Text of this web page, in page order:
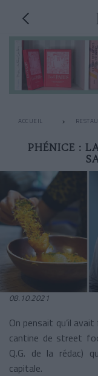
ACCUEIL
PHÉNICE :
08.10.2021
On pensait qu’il
cantine de street
Q.G. de la rédac)
capitale.